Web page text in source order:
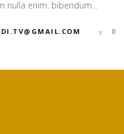
nulla enim. bibendum...
0